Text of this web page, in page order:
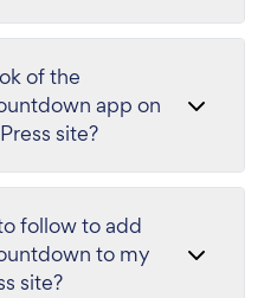
of the
app on
site?
follow to add
to my
site?